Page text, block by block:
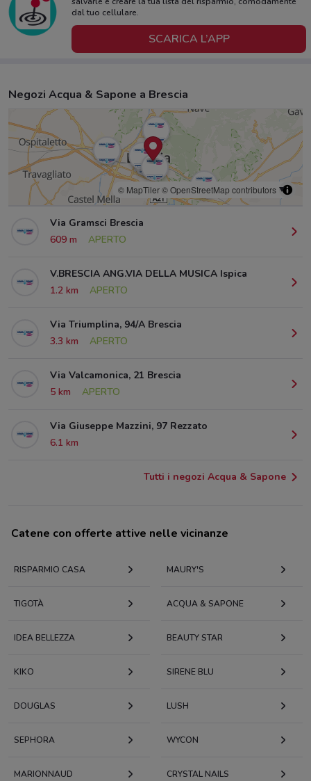
dal tuo cellulare.
SCARICA L’APP
Negozi Acqua & Sapone a Brescia
© MapTiler© OpenStreetMap contributors
Via Gramsci Brescia
609 m
APERTO
V.BRESCIA ANG.VIA DELLA MUSICA Ispica
1.2 km
APERTO
Via Triumplina, 94/A Brescia
3.3 km
APERTO
Via Valcamonica, 21 Brescia
5 km
APERTO
Via Giuseppe Mazzini, 97 Rezzato
6.1 km
Tutti i negozi Acqua & Sapone
Catene con offerte attive nelle vicinanze
RISPARMIO CASA MAURY'S
TIGOTÀ ACQUA & SAPONE
IDEA BELLEZZA BEAUTY STAR
KIKO SIRENE BLU
DOUGLAS LUSH
SEPHORA WYCON
MARIONNAUD CRYSTAL NAILS